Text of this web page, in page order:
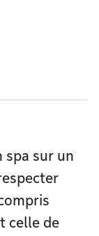
spa sur un
celle de